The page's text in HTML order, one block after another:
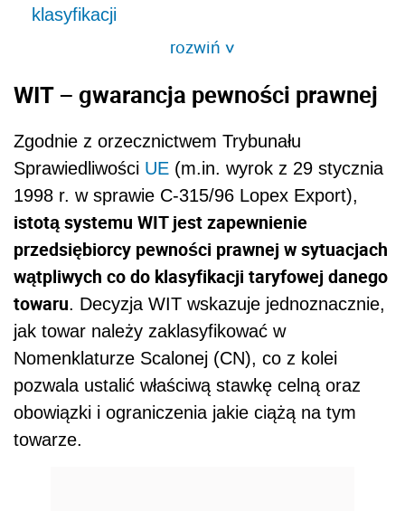
klasyfikacji
rozwiń>
WIT – gwarancja pewności prawnej
Zgodnie z orzecznictwem Trybunału
Sprawiedliwości UE (m.in. wyrok z 29 stycznia
1998 r. w sprawie C-315/96 Lopex Export),
istotą systemu WIT jest zapewnienie
przedsiębiorcy pewności prawnej w sytuacjach
wątpliwych co do klasyfikacji taryfowej danego
towaru. Decyzja WIT wskazuje jednoznacznie,
jak towar należy zaklasyfikować w
Nomenklaturze Scalonej (CN), co z kolei
pozwala ustalić właściwą stawkę celną oraz
obowiązki i ograniczenia jakie ciążą na tym
towarze.